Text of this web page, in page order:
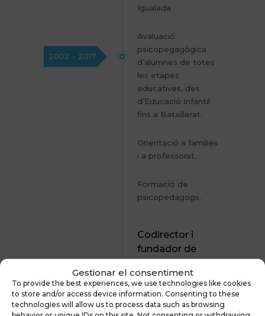
Gestionar el consentiment
To provide the best experiences, we use technologies like cookies
to store and/or access device information. Consenting to these
technologies will allow us to process data such as browsing
2002 - 2017
Igualada
Avaluació
psicopegagògica
d’alumnes de totes
les etapes
educatives, des
d’Educació Infantil
fins a Batxillerat.
Orientació a families
i a professorat.
Formació de
psicopedagogs.
2006-2010
Codirector i
fundador de
Clavé
psicopedagogs
Avaluació
psicopedagògica